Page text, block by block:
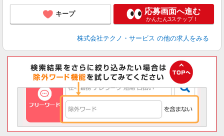
キープ 応募画面へ進む
かんたん3ステップ！
株式会社テクノ・サービス の他の求人をみる